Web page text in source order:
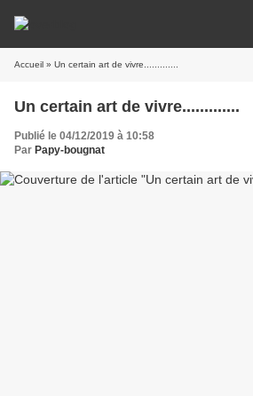
Accueil » Un certain art de vivre.............
Un certain art de vivre.............
Publié le 04/12/2019 à 10:58
Par Papy-bougnat